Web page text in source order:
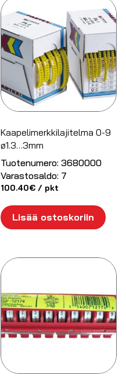
Kaapelimerkkilajitelma 0-9
ø1.3…3mm
Tuotenumero: 3680000
Varastosaldo: 7
100.40€ / pkt
Lisää ostoskoriin